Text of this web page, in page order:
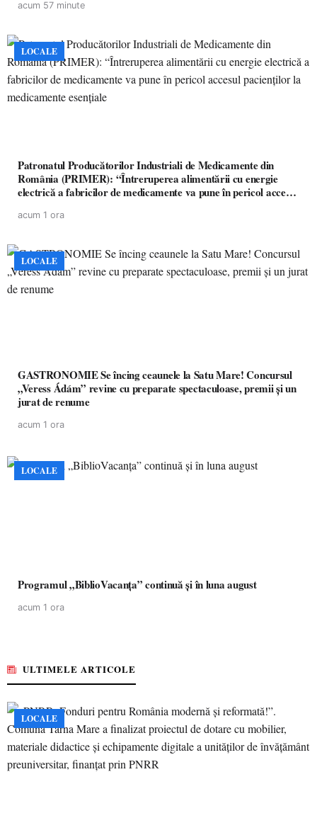
acum 57 minute
LOCALE
Patronatul Producătorilor Industriali de Medicamente din
România (PRIMER): “Întreruperea alimentării cu energie
electrică a fabricilor de medicamente va pune în pericol accesul
acum 1 ora
LOCALE
GASTRONOMIE Se încing ceaunele la Satu Mare! Concursul
„Veress Ádám” revine cu preparate spectaculoase, premii și un
jurat de renume
acum 1 ora
LOCALE
Programul „BiblioVacanța” continuă și în luna august
acum 1 ora
ULTIMELE ARTICOLE
LOCALE